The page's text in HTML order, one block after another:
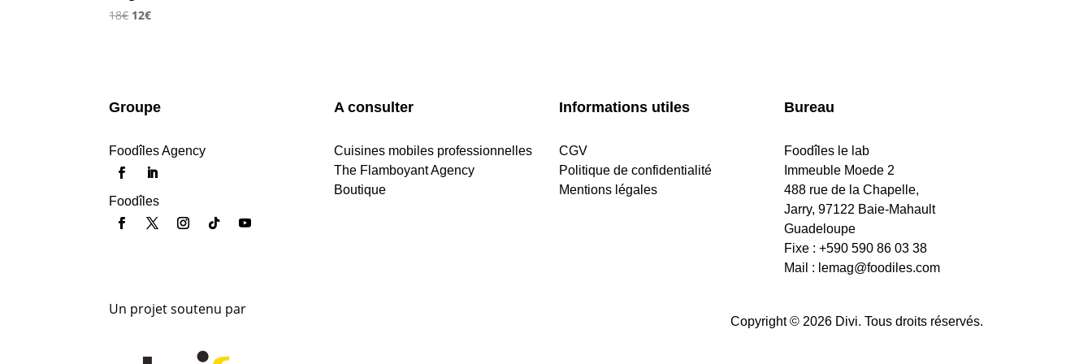
18€ Le
12€Le
Groupe
Foodîles Agency
Foodîles
A consulter
Cuisines mobiles professionnelles
The Flamboyant Agency
Boutique
Informations utiles
CGV
Politique de confidentialité
Mentions légales
Bureau
Foodîles le lab
Immeuble Moede 2
488 rue de la Chapelle,
Jarry, 97122 Baie-Mahault
Guadeloupe
Fixe : +590 590 86 03 38
Mail : lemag@foodiles.com
Un projet soutenu par
Copyright © 2026 Divi. Tous droits réservés.